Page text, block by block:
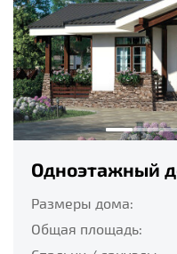
Одноэтажный
Размеры дома:
Общая площадь: